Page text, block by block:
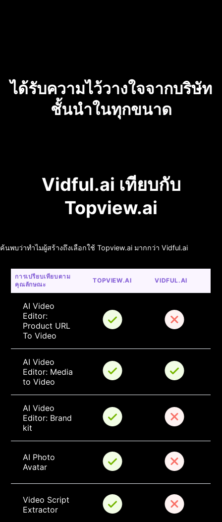
ได้รับความไว้วางใจจากบริษัท
ชั้นนำในทุกขนาด
Vidful.ai เทียบกับ
Topview.ai
ค้นพบว่าทำไมผู้สร้างถึงเลือกใช้ Topview.ai มากกว่า Vidful.ai
การเปรียบเทียบตาม
คุณลักษณะ
TOPVIEW.AI VIDFUL.AI
AI Video
Editor:
Product URL
To Video
AI Video
Editor: Media
to Video
AI Video
Editor: Brand
kit
AI Photo
Avatar
Video Script
Extractor